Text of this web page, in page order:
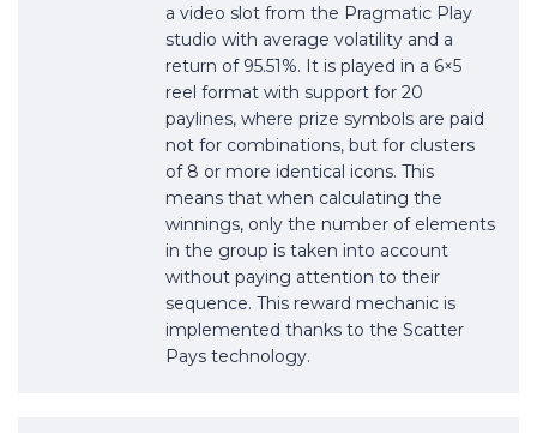
a video slot from the Pragmatic Play
studio with average volatility and a
return of 95.51%. It is played in a 6×5
reel format with support for 20
paylines, where prize symbols are paid
not for combinations, but for clusters
of 8 or more identical icons. This
means that when calculating the
winnings, only the number of elements
in the group is taken into account
without paying attention to their
sequence. This reward mechanic is
implemented thanks to the Scatter
Pays technology.